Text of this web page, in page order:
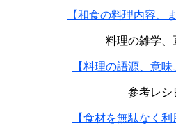
【和食の料理内容、
料理の雑学、
【料理の語源、意味
参考レシ
【食材を無駄なく利